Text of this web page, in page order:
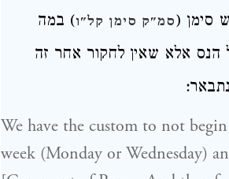
סימן (סמ"ק סימן קל"ו) במה
הנס אלא שאין לחקור אחר זה
We have the custom to not
week (Monday or Wednesday)